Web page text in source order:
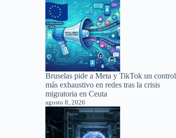
Bruselas pide a Meta y TikTok un control
más exhaustivo en redes tras la crisis
migratoria en Ceuta
agosto 8, 2026